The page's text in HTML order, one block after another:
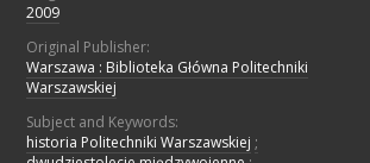
2009
Original Publisher:
Warszawa : Biblioteka Główna Politechniki
Warszawskiej
Subject and Keywords:
historia Politechniki Warszawskiej ;